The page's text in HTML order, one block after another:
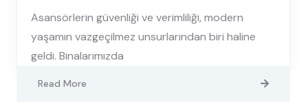
Asansörlerin güvenliği ve verimliliği, modern
yaşamın vazgeçilmez unsurlarından biri haline
geldi. Binalarımızda
Read More